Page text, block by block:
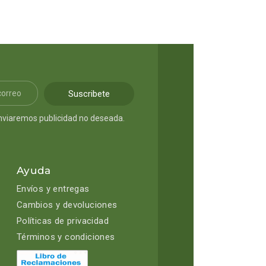
Suscribete
publicidad no deseada.
Ayuda
Envíos y entregas
Cambios y devoluciones
Políticas de privacidad
Términos y condiciones